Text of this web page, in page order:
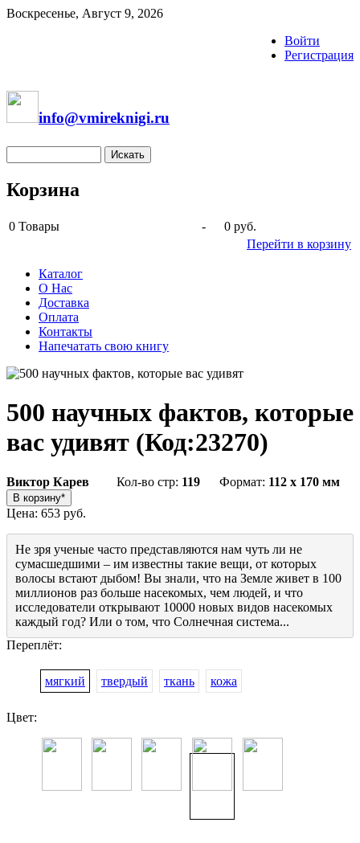
Воскресенье, Август 9, 2026
Войти
Регистрация
info@vmireknigi.ru
Корзина
0 Товары -
0 руб.
Перейти в корзину
Каталог
О Нас
Доставка
Оплата
Контакты
Напечатать свою книгу
500 научных фактов, которые
вас удивят (Код:23270)
Виктор Карев Кол-во стр: 119 Формат: 112 x 170 мм
Цена: 653 руб.
Не зря ученые часто представляются нам чуть ли не
сумасшедшими – им известны такие вещи, от которых
волосы встают дыбом! Вы знали, что на Земле живет в 100
миллионов раз больше насекомых, чем людей, и что
исследователи открывают 10000 новых видов насекомых
каждый год? Или о том, что Солнечная система...
Переплёт:
мягкий твердый ткань кожа
Цвет: